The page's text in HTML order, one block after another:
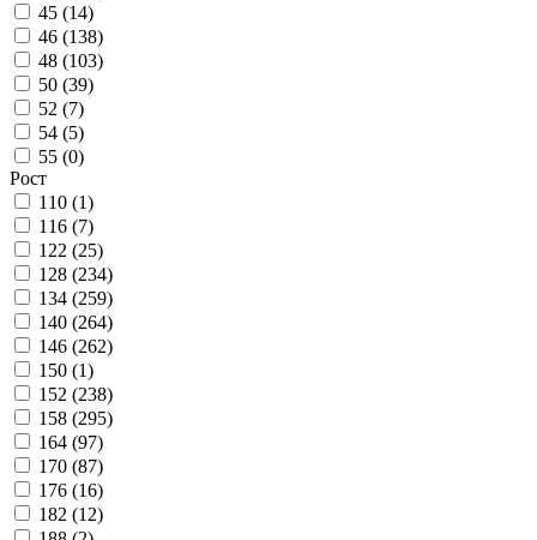
45 (14)
46 (138)
48 (103)
50 (39)
52 (7)
54 (5)
55 (0)
Рост
110 (1)
116 (7)
122 (25)
128 (234)
134 (259)
140 (264)
146 (262)
150 (1)
152 (238)
158 (295)
164 (97)
170 (87)
176 (16)
182 (12)